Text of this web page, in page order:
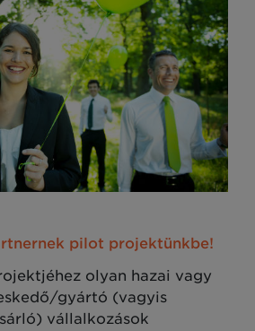
pilot projektünkbe!
olyan hazai vagy
gyártó (vagyis
vállalkozások